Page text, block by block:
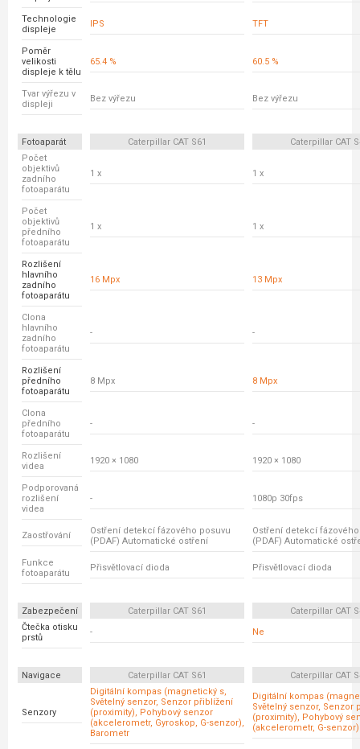
Technologie
displeje
IPS TFT
Poměr
velikosti
displeje k tělu
65.4 % 60.5 %
Tvar výřezu v
displeji
Bez výřezu Bez výřezu
Fotoaparát Caterpillar CAT S61
Caterpillar CAT
Počet
objektivů
zadního
fotoaparátu
1 x 1 x
Počet
objektivů
předního
fotoaparátu
1 x 1 x
Rozlišení
hlavního
zadního
fotoaparátu
16 Mpx 13 Mpx
Clona
hlavního
zadního
fotoaparátu
- -
Rozlišení
předního
fotoaparátu
8 Mpx 8 Mpx
Clona
předního
fotoaparátu
- -
Rozlišení
videa
1920 × 1080 1920 × 1080
Podporovaná
rozlišení
videa
- 1080p 30fps
Zaostřování
Ostření detekcí fázového posuvu
(PDAF) Automatické ostření
Ostření detekcí
(PDAF) Automatické
Funkce
fotoaparátu
Přisvětlovací dioda Přisvětlovací dioda
Zabezpečení Caterpillar CAT S61
Caterpillar CAT
Čtečka otisku
prstů
- Ne
Navigace Caterpillar CAT S61 Caterpillar CAT
Senzory
Digitální kompas (magnetický s,
Světelný senzor, Senzor přiblížení
(proximity), Pohybový senzor
(akcelerometr, Gyroskop, G-senzor),
Barometr
Digitální kompas
Světelný senzor, Senzor
(proximity), Pohybový
(akcelerometr, G-senzor)